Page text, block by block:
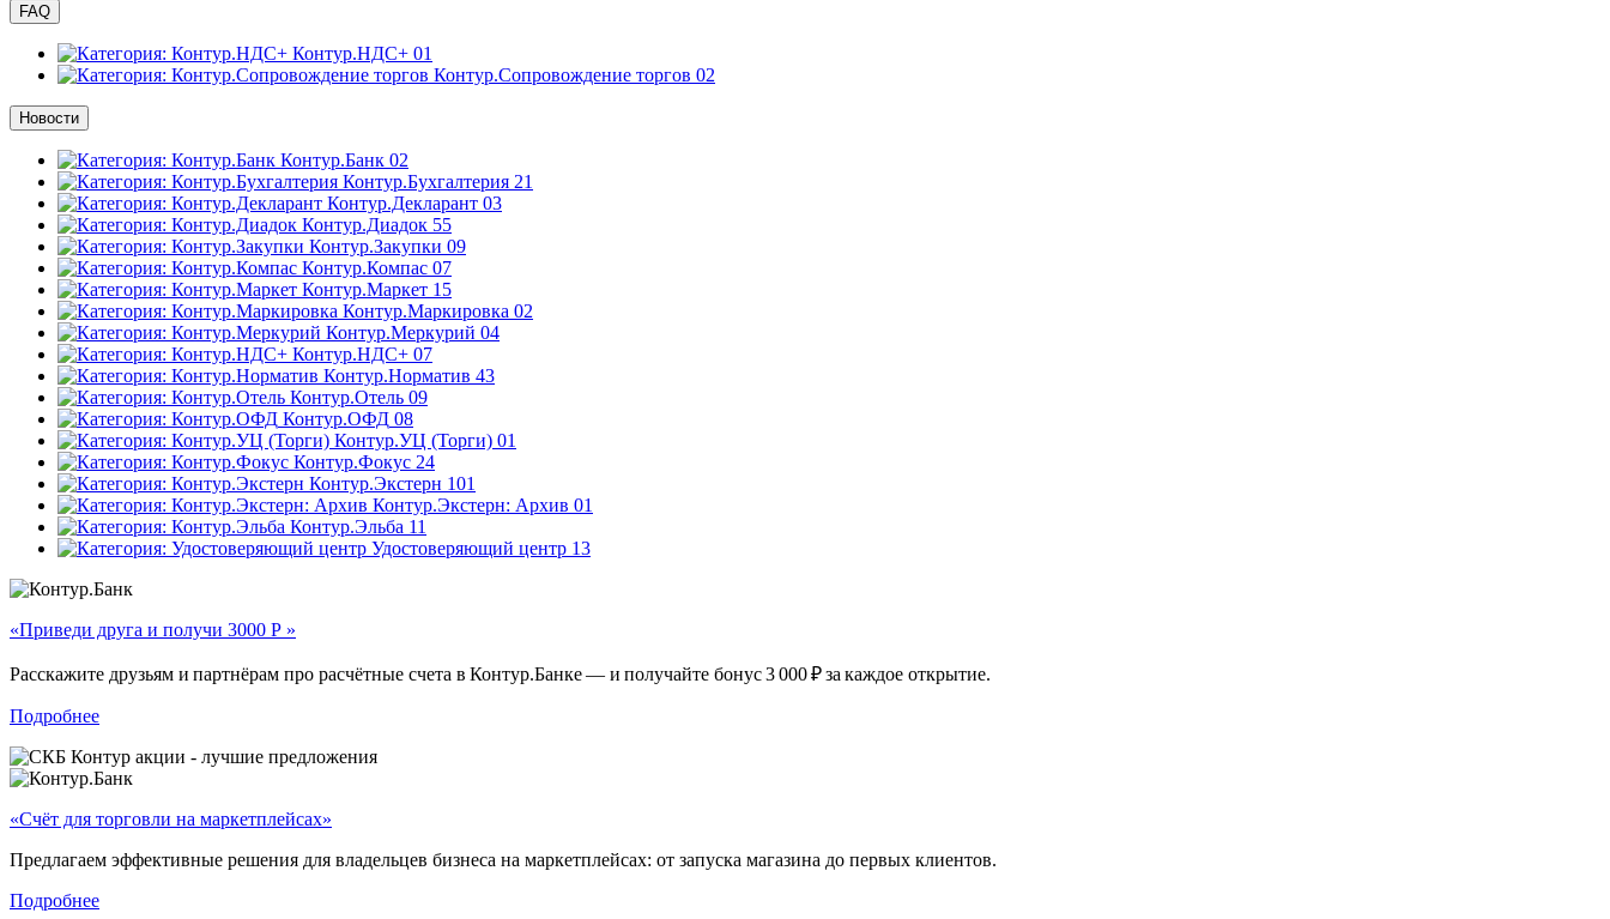
FAQ
Контур.НДС+ 01
Контур.Сопровождение торгов 02
Новости
Контур.Банк 02
Контур.Бухгалтерия 21
Контур.Декларант 03
Контур.Диадок 55
Контур.Закупки 09
Контур.Компас 07
Контур.Маркет 15
Контур.Маркировка 02
Контур.Меркурий 04
Контур.НДС+ 07
Контур.Норматив 43
Контур.Отель 09
Контур.ОФД 08
Контур.УЦ (Торги) 01
Контур.Фокус 24
Контур.Экстерн 101
Контур.Экстерн: Архив 01
Контур.Эльба 11
Удостоверяющий центр 13
«Приведи друга и получи 3000 Р »
Расскажите друзьям и партнёрам про расчётные счета в Контур.Банке — и получайте бонус 3 000 ₽ за каждое открытие.
Подробнее
«Счёт для торговли на маркетплейсах»
Предлагаем эффективные решения для владельцев бизнеса на маркетплейсах: от запуска магазина до первых клиентов.
Подробнее